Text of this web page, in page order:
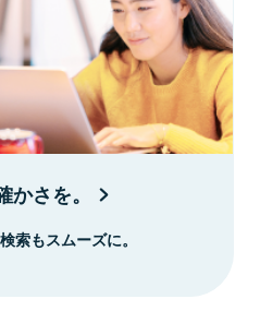
さを。
索もスムーズに。